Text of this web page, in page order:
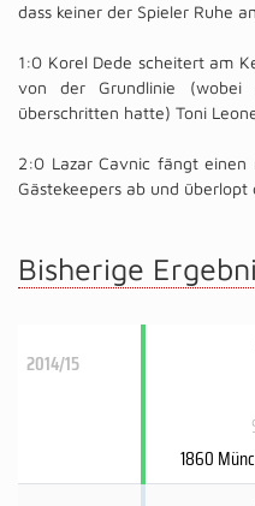
dass keiner der Spieler Ruhe
1:0 Korel Dede scheitert am
von der Grundlinie
überschritten hatte) Toni
2:0 Lazar Cavnic fängt einen
Gästekeepers ab und überlopt
Bisherige
2014/15
1860